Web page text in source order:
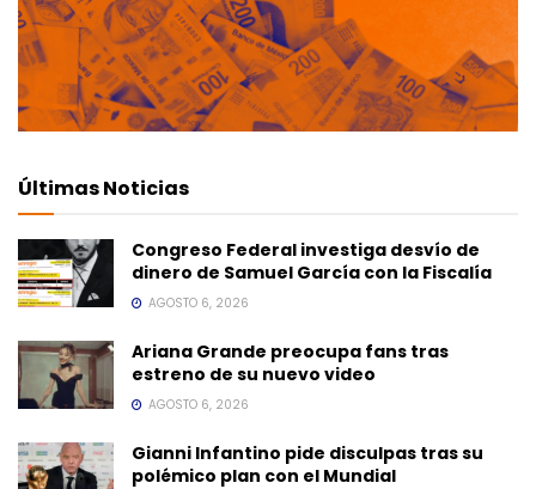
Últimas Noticias
Congreso Federal investiga desvío de
dinero de Samuel García con la Fiscalía
AGOSTO 6, 2026
Ariana Grande preocupa fans tras
estreno de su nuevo video
AGOSTO 6, 2026
Gianni Infantino pide disculpas tras su
polémico plan con el Mundial